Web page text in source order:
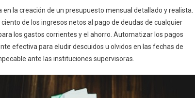
la creación de un presupuesto mensual detallado y realista.
de los ingresos netos al pago de deudas de cualquier
los gastos corrientes y el ahorro. Automatizar los pagos
efectiva para eludir descuidos u olvidos en las fechas de
ante las instituciones supervisoras.